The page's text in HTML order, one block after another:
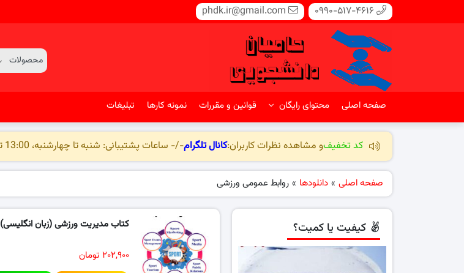
0990-517-4616
phdk.ir@gmail.com
صفحه اصلی محتوای رایگان قوانین و مقررات نمونه کارها تبلیغات
کد تخفیفو مشاهده نظرات کاربران:کانال تلگرام-/- ساعات پشتیبانی: شنبه تا چهارشنبه، 13:00 تا 01:00 -/-
صفحه اصلی » دانلودها » روابط عمومی ورزشی
کتاب مدیریت ورزشی (زبان انگلیسی)
۲۰۲,۹۰۰ تومان
کیفیت یا کمیت؟